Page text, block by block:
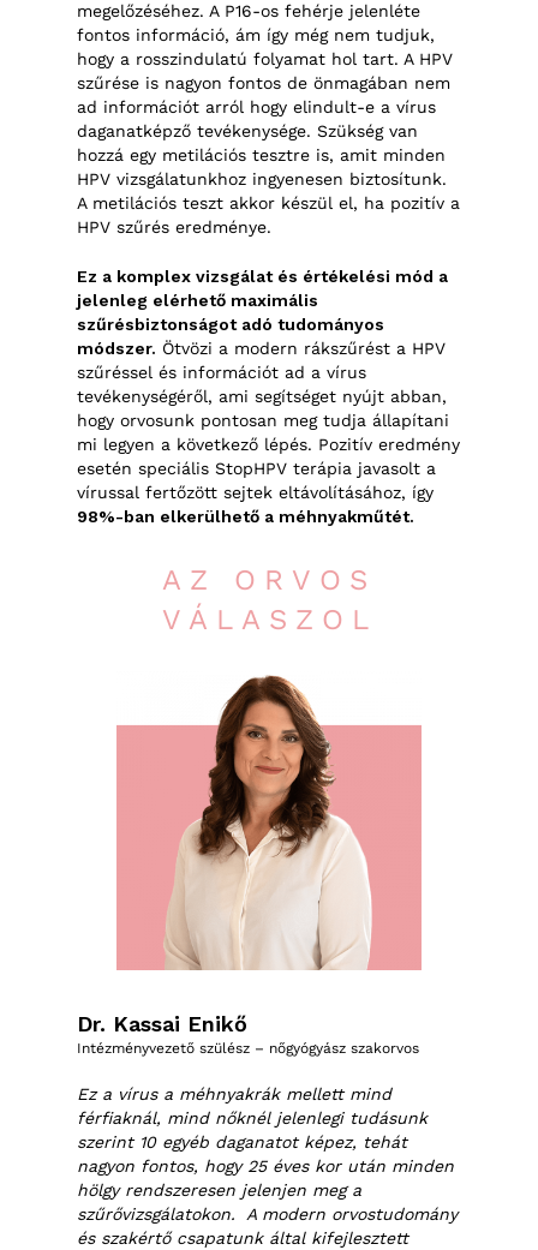
megelőzéséhez.A P16-os fehérje jelenléte
fontos információ, ám így még nem tudjuk,
hogy a rosszindulatú folyamat hol tart. A HPV
szűrése is nagyon fontos de önmagában nem
ad információt arról hogy elindult-e a vírus
daganatképző tevékenysége. Szükség van
hozzá egy metilációs tesztre is, amit minden
HPV vizsgálatunkhoz ingyenesen biztosítunk.
A metilációs teszt akkor készül el, ha pozitív a
HPV szűrés eredménye.
Ez a komplex vizsgálat és értékelési mód a
jelenleg elérhető maximális
szűrésbiztonságot adó tudományos
módszer. Ötvözi a modern rákszűrést a HPV
szűréssel és információt ad a vírus
tevékenységéről, ami segítséget nyújt abban,
hogy orvosunk pontosan meg tudja állapítani
mi legyen a következő lépés. Pozitív eredmény
esetén speciális StopHPV terápia javasolt a
vírussal fertőzött sejtek eltávolításához, így
98%-ban elkerülhető a méhnyakműtét.
AZ ORVOS
VÁLASZOL
Dr. Kassai Enikő
Intézményvezető szülész – nőgyógyász szakorvos
Ez a vírus a méhnyakrák mellett mind
férfiaknál, mind nőknél jelenlegi tudásunk
szerint 10 egyéb daganatot képez, tehát
nagyon fontos, hogy 25 éves kor után minden
hölgy rendszeresen jelenjen meg a
szűrővizsgálatokon. A modern orvostudomány
és szakértő csapatunk által kifejlesztett